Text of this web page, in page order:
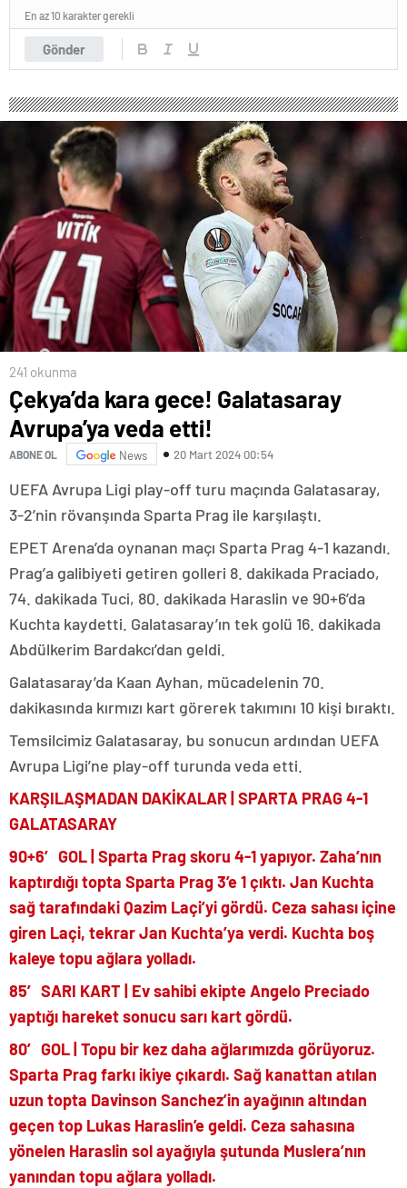
Gönder
En az 10 karakter gerekli
241 okunma
Çekya’da kara gece! Galatasaray
Avrupa’ya veda etti!
ABONE OL News 20 Mart 2024 00:54
UEFA Avrupa Ligi play-off turu maçında Galatasaray,
3-2’nin rövanşında Sparta Prag ile karşılaştı.
EPET Arena’da oynanan maçı Sparta Prag 4-1 kazandı.
Prag’a galibiyeti getiren golleri 8. dakikada Praciado,
74. dakikada Tuci, 80. dakikada Haraslin ve 90+6’da
Kuchta kaydetti. Galatasaray’ın tek golü 16. dakikada
Abdülkerim Bardakcı’dan geldi.
Galatasaray’da Kaan Ayhan, mücadelenin 70.
dakikasında kırmızı kart görerek takımını 10 kişi bıraktı.
Temsilcimiz Galatasaray, bu sonucun ardından UEFA
Avrupa Ligi’ne play-off turunda veda etti.
KARŞILAŞMADAN DAKİKALAR | SPARTA PRAG 4-1
GALATASARAY
90+6′ GOL | Sparta Prag skoru 4-1 yapıyor. Zaha’nın
kaptırdığı topta Sparta Prag 3’e 1 çıktı. Jan Kuchta
sağ tarafındaki Qazim Laçi’yi gördü. Ceza sahası içine
giren Laçi, tekrar Jan Kuchta’ya verdi. Kuchta boş
kaleye topu ağlara yolladı.
85′ SARI KART | Ev sahibi ekipte Angelo Preciado
yaptığı hareket sonucu sarı kart gördü.
80′ GOL | Topu bir kez daha ağlarımızda görüyoruz.
Sparta Prag farkı ikiye çıkardı. Sağ kanattan atılan
uzun topta Davinson Sanchez’in ayağının altından
geçen top Lukas Haraslin’e geldi. Ceza sahasına
yönelen Haraslin sol ayağıyla şutunda Muslera’nın
yanından topu ağlara yolladı.